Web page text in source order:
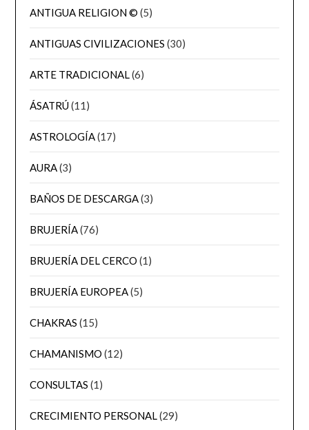
ANTIGUA RELIGION © (5)
ANTIGUAS CIVILIZACIONES (30)
ARTE TRADICIONAL(6)
ÁSATRÚ(11)
ASTROLOGÍA(17)
AURA(3)
BAÑOS DE DESCARGA(3)
BRUJERÍA(76)
BRUJERÍA DEL CERCO (1)
BRUJERÍA EUROPEA(5)
CHAKRAS (15)
CHAMANISMO (12)
CONSULTAS (1)
CRECIMIENTO PERSONAL(29)